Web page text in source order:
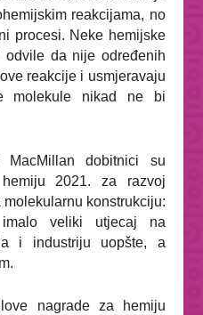
reakcijama, no
procesi. Neke hemijske
da nije određenih
reakcije i usmjeravaju
molekule nikad ne bi
dobitnici su
2021. za razvoj
konstrukciju:
veliki utjecaj na
i industriju uopšte, a
nagrade za hemiju